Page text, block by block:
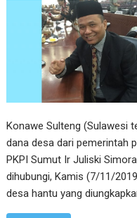
Konawe Sulteng (Sulawesi
dana desa dari pemerintah
PKPI Sumut Ir Juliski
dihubungi, Kamis (7/11/
desa hantu yang